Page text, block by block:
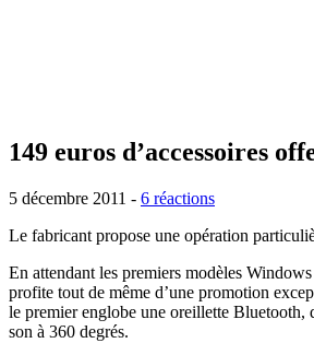
149 euros d’accessoires
5 décembre 2011 - 6 réactions
Le fabricant propose une opération
En attendant les premiers modèles
profite tout de même d’une promotion
le premier englobe une oreillette Bluetooth,
son à 360 degrés.